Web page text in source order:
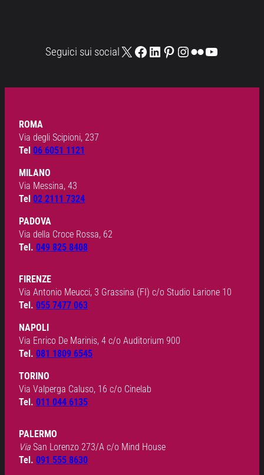
Seguici sui socialX Facebook
LinkedIn
Pinterest
Instagram
FlickrYouTube
ROMA
Via degli Scipioni, 237
Tel 06 6051 1121
MILANO
Via Messina, 43
Tel 02 2111 7324
PADOVA
Via della Croce Rossa, 62
Tel. 049 825 8408
FIRENZE
Via Antonio Meucci, 3 Grassina (FI) c/o Studio Larione 10
Tel. 055 7477 063
NAPOLI
Via Enrico De Marinis, 4 c/o Auditorium 900
Tel. 081 1809 6545
TORINO
Via Valperga Caluso, 16 c/o Cinelab
Tel. 011 044 6135
PALERMO
Via San Lorenzo 273/A c/o Mind House
Tel. 091 555 8630